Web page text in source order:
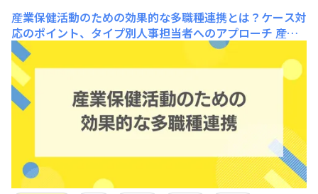
産業保健活動のための効果的な多職種連携とは？ケース対
応のポイント、タイプ別人事担当者へのアプローチ 産業
保健の現場において、円滑に業務を進め、個人、組織の課
題を解決するためには、多職種連携が不可欠です。就労に
伴う課題の解決は、産業医だけでも、産業看護職だけで
も、また人事担当者だけでもうまく進めることはできませ
ん。 効果的な多職種連携における、ケース対応のポイン
ト、タイプ別人事担当者へのアプローチに